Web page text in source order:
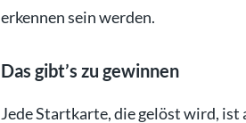
erkennen sein werden.
Das gibt’s zu gewinnen
Jede Startkarte, die gelöst wird,